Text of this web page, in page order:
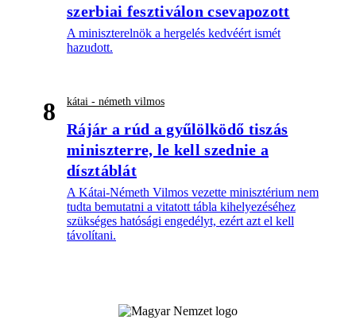
szerbiai fesztiválon csevapozott
A miniszterelnök a hergelés kedvéért ismét
hazudott.
8 kátai - németh vilmos
Rájár a rúd a gyűlölködő tiszás
miniszterre, le kell szednie a
dísztáblát
A Kátai-Németh Vilmos vezette minisztérium nem
tudta bemutatni a vitatott tábla kihelyezéséhez
szükséges hatósági engedélyt, ezért azt el kell
távolítani.